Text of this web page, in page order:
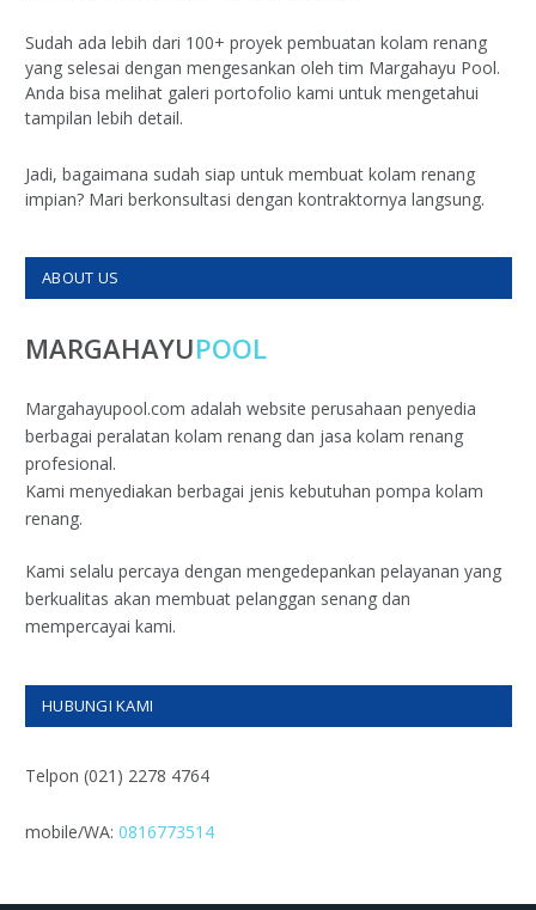
Sudah ada lebih dari 100+ proyek pembuatan kolam renang
yang selesai dengan mengesankan oleh tim Margahayu Pool.
Anda bisa melihat galeri portofolio kami untuk mengetahui
tampilan lebih detail.
Jadi, bagaimana sudah siap untuk membuat kolam renang
impian? Mari berkonsultasi dengan kontraktornya langsung.
ABOUT US
MARGAHAYUPOOL
Margahayupool.com adalah website perusahaan penyedia
berbagai peralatan kolam renang dan jasa kolam renang
profesional.
Kami menyediakan berbagai jenis kebutuhan pompa kolam
renang.
Kami selalu percaya dengan mengedepankan pelayanan yang
berkualitas akan membuat pelanggan senang dan
mempercayai kami.
HUBUNGI KAMI
Telpon (021) 2278 4764
mobile/WA: 0816773514